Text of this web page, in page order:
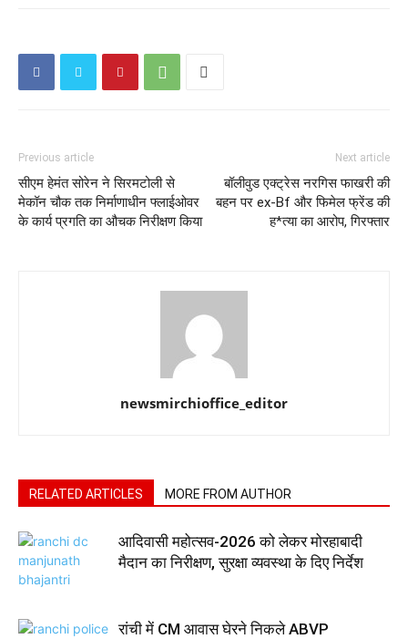
Previous article
सीएम हेमंत सोरेन ने सिरमटोली से
मेकॉन चौक तक निर्माणाधीन फ्लाईओवर
के कार्य प्रगति का औचक निरीक्षण किया
Next article
बॉलीवुड एक्ट्रेस नरगिस फाखरी की
बहन पर ex-Bf और फिमेल फ्रेंड की
ह*त्या का आरोप, गिरफ्तार
newsmirchioffice_editor
RELATED ARTICLES MORE FROM AUTHOR
आदिवासी महोत्सव-2026 को लेकर मोरहाबादी
मैदान का निरीक्षण, सुरक्षा व्यवस्था के दिए निर्देश
रांची में CM आवास घेरने निकले ABVP